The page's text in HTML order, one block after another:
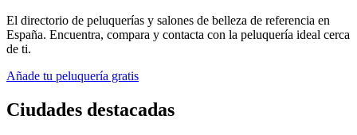
El directorio de peluquerías y salones de belleza de referencia en
España. Encuentra, compara y contacta con la peluquería ideal cerca
de ti.
Añade tu peluquería gratis
Ciudades destacadas